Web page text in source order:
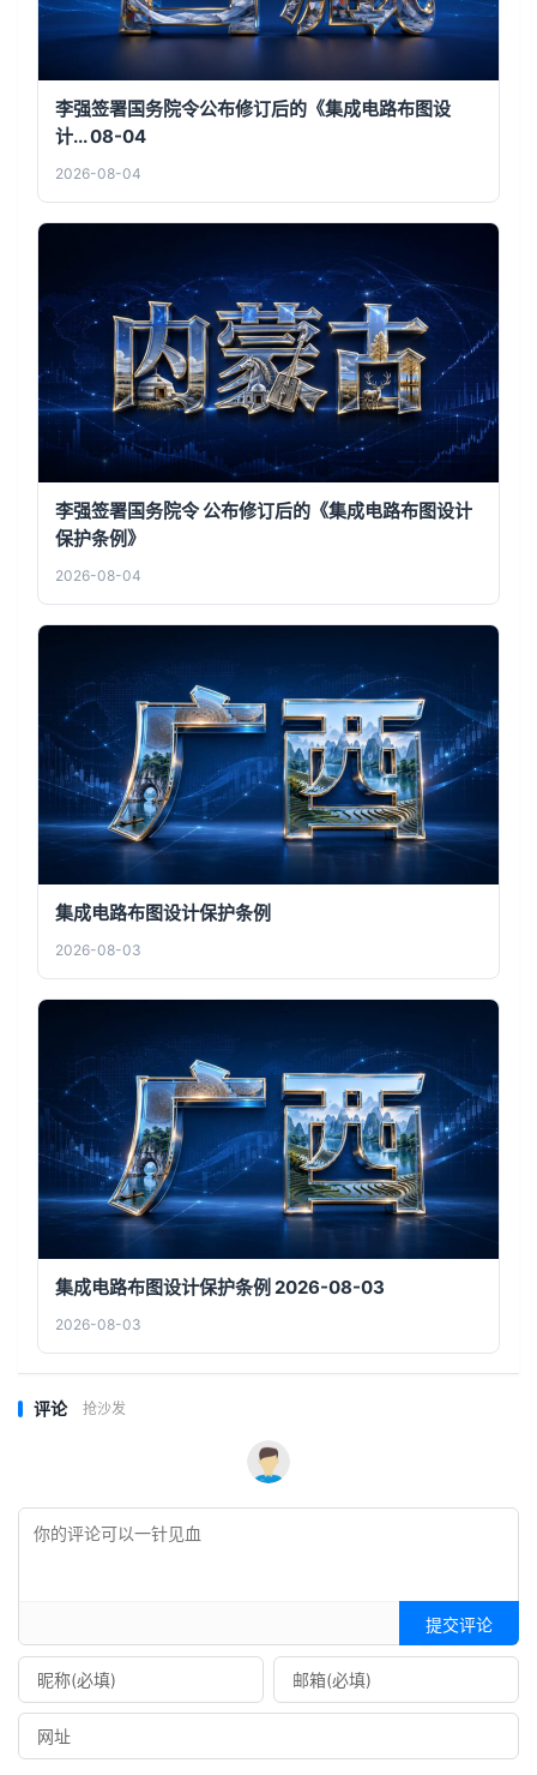
李强签署国务院令公布修订后的《集成电路布图设
计... 08-04
2026-08-04
李强签署国务院令 公布修订后的《集成电路布图设计
保护条例》
2026-08-04
集成电路布图设计保护条例
2026-08-03
集成电路布图设计保护条例 2026-08-03
2026-08-03
评论 抢沙发
提交评论